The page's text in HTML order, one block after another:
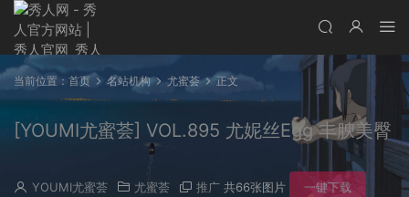
当前位置： 首页 名站机构 尤蜜荟 正文
[YOUMI尤蜜荟] VOL.895 尤妮丝Egg 丰腴美臀
YOUMI尤蜜荟 尤蜜荟 推广 共66张图片 一键下载